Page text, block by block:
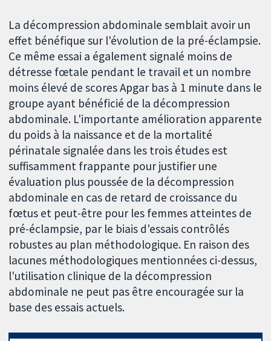
La décompression abdominale semblait avoir un
effet bénéfique sur l'évolution de la pré-éclampsie.
Ce même essai a également signalé moins de
détresse fœtale pendant le travail et un nombre
moins élevé de scores Apgar bas à 1 minute dans le
groupe ayant bénéficié de la décompression
abdominale. L'importante amélioration apparente
du poids à la naissance et de la mortalité
périnatale signalée dans les trois études est
suffisamment frappante pour justifier une
évaluation plus poussée de la décompression
abdominale en cas de retard de croissance du
fœtus et peut-être pour les femmes atteintes de
pré-éclampsie, par le biais d'essais contrôlés
robustes au plan méthodologique. En raison des
lacunes méthodologiques mentionnées ci-dessus,
l'utilisation clinique de la décompression
abdominale ne peut pas être encouragée sur la
base des essais actuels.